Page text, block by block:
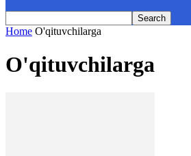
Home O'qituvchilarga
O'qituvchilarga